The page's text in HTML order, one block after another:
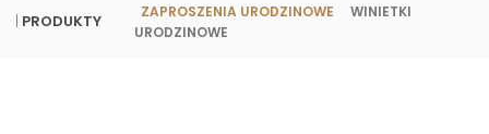
PRODUKTY ZAPROSZENIA URODZINOWE
WINIETKI
URODZINOWE